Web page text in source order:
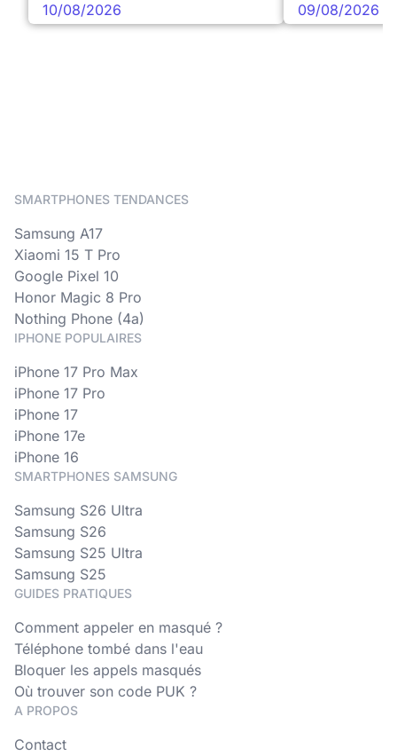
10/08/2026 09/08/2026
SMARTPHONES TENDANCES
Samsung A17
Xiaomi 15 T Pro
Google Pixel 10
Honor Magic 8 Pro
Nothing Phone (4a)
IPHONE POPULAIRES
iPhone 17 Pro Max
iPhone 17 Pro
iPhone 17
iPhone 17e
iPhone 16
SMARTPHONES SAMSUNG
Samsung S26 Ultra
Samsung S26
Samsung S25 Ultra
Samsung S25
GUIDES PRATIQUES
Comment appeler en masqué ?
Téléphone tombé dans l'eau
Bloquer les appels masqués
Où trouver son code PUK ?
A PROPOS
Contact